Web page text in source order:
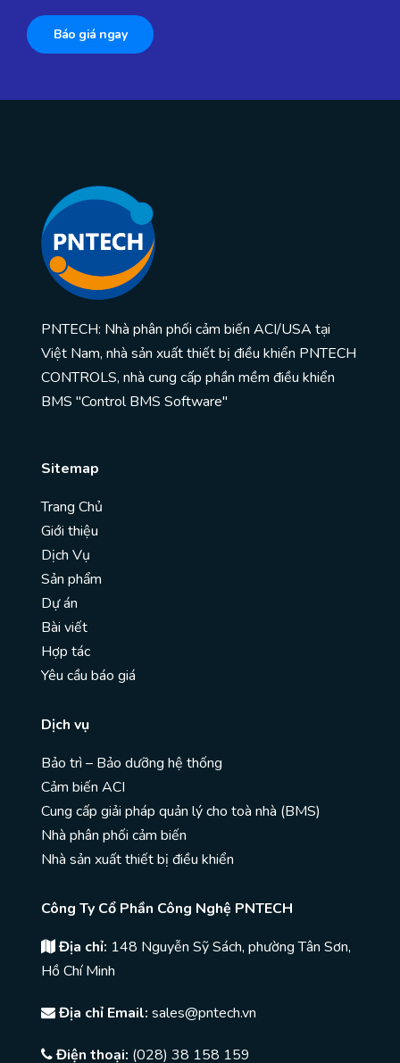
Báo giá ngay
PNTECH: Nhà phân phối cảm biến ACI/USA tại
Việt Nam, nhà sản xuất thiết bị điều khiển PNTECH
CONTROLS, nhà cung cấp phần mềm điều khiển
BMS "Control BMS Software"
Sitemap
Trang Chủ
Giới thiệu
Dịch Vụ
Sản phẩm
Dự án
Bài viết
Hợp tác
Yêu cầu báo giá
Dịch vụ
Bảo trì – Bảo dưỡng hệ thống
Cảm biến ACI
Cung cấp giải pháp quản lý cho toà nhà (BMS)
Nhà phân phối cảm biến
Nhà sản xuất thiết bị điều khiển
Công Ty Cổ Phần Công Nghệ PNTECH
Địa chỉ: 148 Nguyễn Sỹ Sách, phường Tân Sơn,
Hồ Chí Minh
Địa chỉ Email: sales@pntech.vn
Điện thoại: (028) 38 158 159